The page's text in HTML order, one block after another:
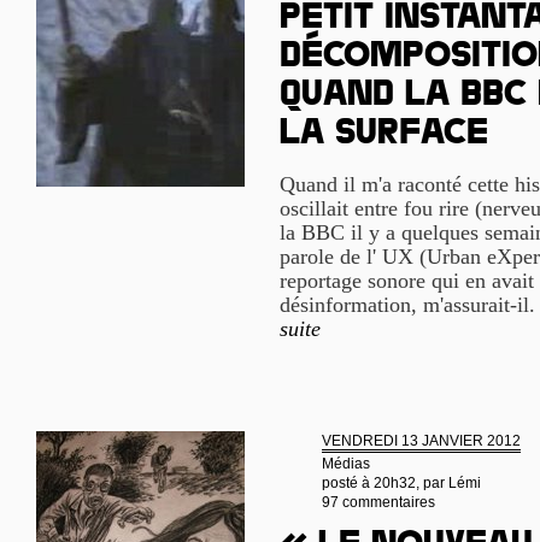
Petit
quand la
la surface
Quand il m'a raconté cette
oscillait entre fou rire
la BBC il y a quelques
parole de l' UX (Urban
reportage sonore qui en
désinformation, m'assurait-
suite
VENDREDI 13 JANVIER 2012
Médias
posté à 20h32, par Lémi
97 commentaires